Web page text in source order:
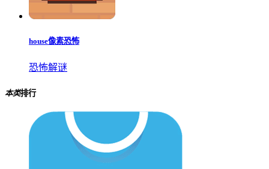
house像素恐怖
恐怖解谜
本类排行